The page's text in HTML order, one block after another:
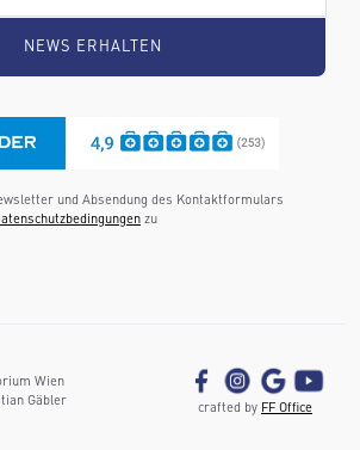
und Absendung des Kontaktformulars
zu
Wien
Gäbler
crafted by FF Office